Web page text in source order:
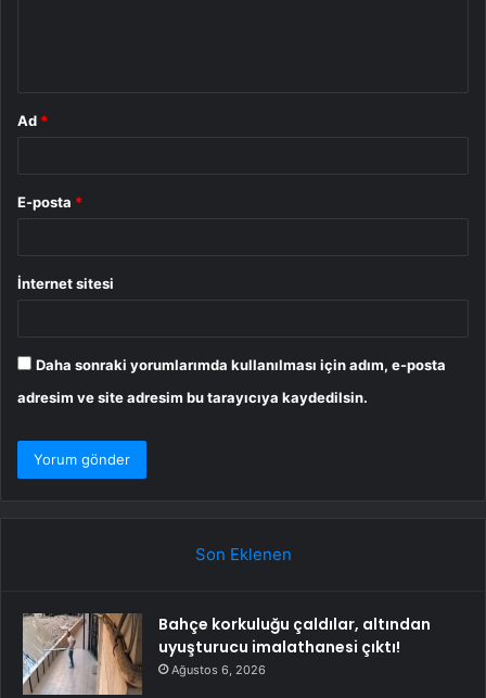
Ad *
E-posta *
İnternet sitesi
Daha sonraki yorumlarımda kullanılması için adım, e-posta
adresim ve site adresim bu tarayıcıya kaydedilsin.
Son Eklenen
Bahçe korkuluğu çaldılar, altından
uyuşturucu imalathanesi çıktı!
Ağustos 6, 2026